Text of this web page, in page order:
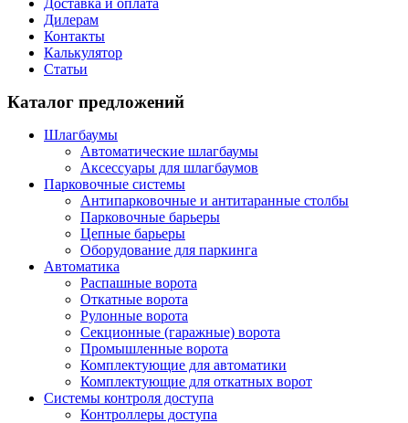
Доставка и оплата
Дилерам
Контакты
Калькулятор
Статьи
Каталог предложений
Шлагбаумы
Автоматические шлагбаумы
Аксессуары для шлагбаумов
Парковочные системы
Антипарковочные и антитаранные столбы
Парковочные барьеры
Цепные барьеры
Оборудование для паркинга
Автоматика
Распашные ворота
Откатные ворота
Рулонные ворота
Секционные (гаражные) ворота
Промышленные ворота
Комплектующие для автоматики
Комплектующие для откатных ворот
Системы контроля доступа
Контроллеры доступа